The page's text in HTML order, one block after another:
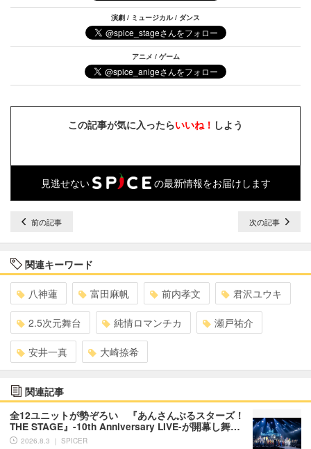
演劇 / ミュージカル / ダンス
アニメ / ゲーム
この記事が気に入ったらいいね！ しよう
見逃せない の最新情報をお届けします
前の記事 次の記事
関連キーワード
八神蓮 富田麻帆 前内孝文 君沢ユウキ
2.5次元舞台 純情ロマンチカ 瀬戸祐介
安井一真 大崎捺希
関連記事
全12ユニットが勢ぞろい 『あんさんぶるスターズ！
THE STAGE』-10th Anniversary LIVE-が開幕し舞…
2026.8.3 ｜ SPICER